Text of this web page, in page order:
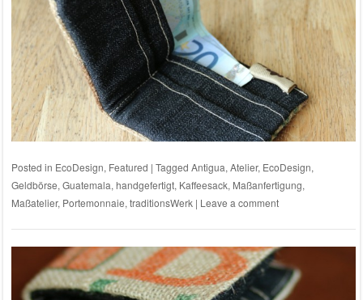
Posted in EcoDesign, Featured | Tagged Antigua, Atelier, EcoDesign,
Geldbörse, Guatemala, handgefertigt, Kaffeesack, Maßanfertigung,
Maßatelier, Portemonnaie, traditionsWerk | Leave a comment